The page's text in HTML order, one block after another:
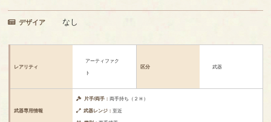
デザイア なし
レアリティ
アーティファク
ト
区分 武器
武器専用情報
片手/両手： 両手持ち（２Ｈ）
武器レンジ：至近